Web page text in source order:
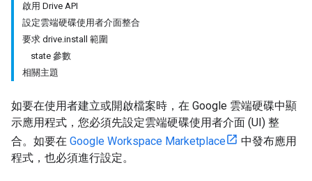
啟用 Drive API
設定雲端硬碟使用者介面整合
要求 drive.install 範圍
state 參數
相關主題
如要在使用者建立或開啟檔案時，在 Google 雲端硬碟中顯
示應用程式，您必須先設定雲端硬碟使用者介面 (UI) 整
合。如要在 Google Workspace Marketplace
中發布應用
程式，也必須進行設定。